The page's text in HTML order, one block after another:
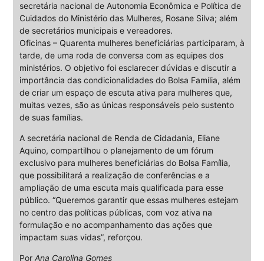
secretária nacional de Autonomia Econômica e Política de
Cuidados do Ministério das Mulheres, Rosane Silva; além
de secretários municipais e vereadores.
Oficinas – Quarenta mulheres beneficiárias participaram, à
tarde, de uma roda de conversa com as equipes dos
ministérios. O objetivo foi esclarecer dúvidas e discutir a
importância das condicionalidades do Bolsa Família, além
de criar um espaço de escuta ativa para mulheres que,
muitas vezes, são as únicas responsáveis pelo sustento
de suas famílias.
A secretária nacional de Renda de Cidadania, Eliane
Aquino, compartilhou o planejamento de um fórum
exclusivo para mulheres beneficiárias do Bolsa Família,
que possibilitará a realização de conferências e a
ampliação de uma escuta mais qualificada para esse
público. “Queremos garantir que essas mulheres estejam
no centro das políticas públicas, com voz ativa na
formulação e no acompanhamento das ações que
impactam suas vidas”, reforçou.
Por Ana Carolina Gomes